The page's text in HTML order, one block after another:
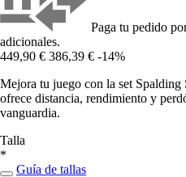
Paga tu pedido
adicionales.
449,90 € 386,39 € -14%
Mejora tu juego con la set Spalding
ofrece distancia, rendimiento y
vanguardia.
Talla
*
Guía de tallas